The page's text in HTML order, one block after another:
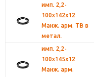
имп. 2,2-
100х142х12
Манж. арм. TB в
метал.
имп. 2,2-
100х145х12
Манж. арм.